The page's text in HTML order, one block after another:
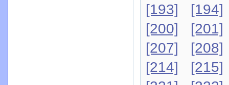
[193]
[194]
[200]
[201]
[207]
[208]
[214]
[215]